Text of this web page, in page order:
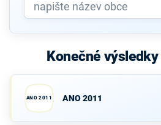
Konečné
ANO 2011 ANO 2011